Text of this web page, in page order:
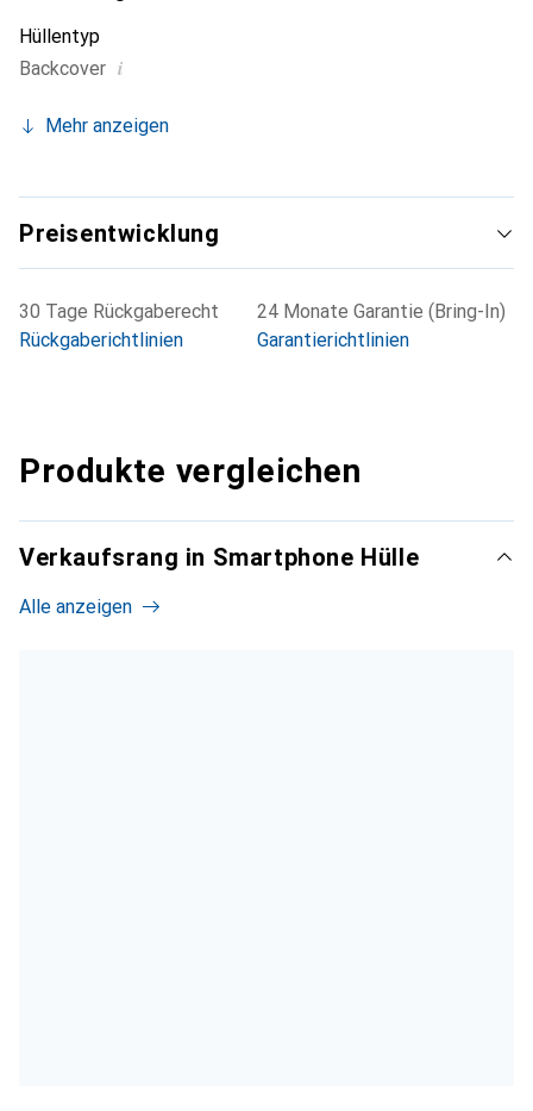
Hüllentyp
Backcover i
Mehr anzeigen
Preisentwicklung
30 Tage Rückgaberecht
Rückgaberichtlinien
24 Monate Garantie (Bring-In)
Garantierichtlinien
Produkte vergleichen
Verkaufsrang in Smartphone Hülle
Alle anzeigen